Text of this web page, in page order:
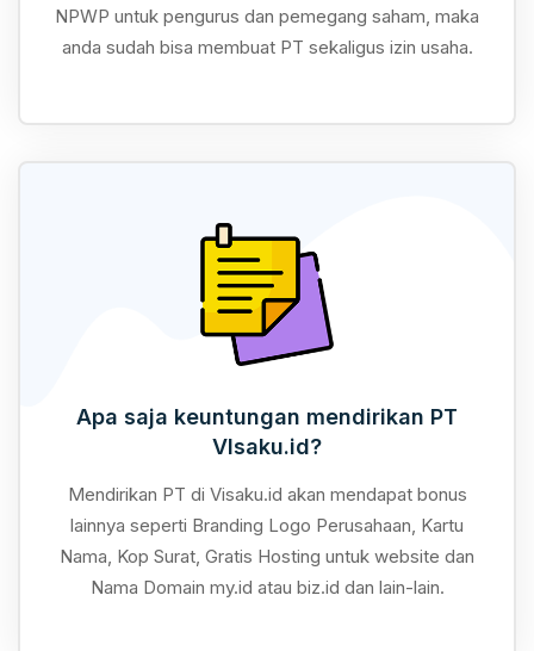
NPWP untuk pengurus dan pemegang saham, maka
anda sudah bisa membuat PT sekaligus izin usaha.
Apa saja keuntungan mendirikan PT
VIsaku.id?
Mendirikan PT di Visaku.id akan mendapat bonus
lainnya seperti Branding Logo Perusahaan, Kartu
Nama, Kop Surat, Gratis Hosting untuk website dan
Nama Domain my.id atau biz.id dan lain-lain.